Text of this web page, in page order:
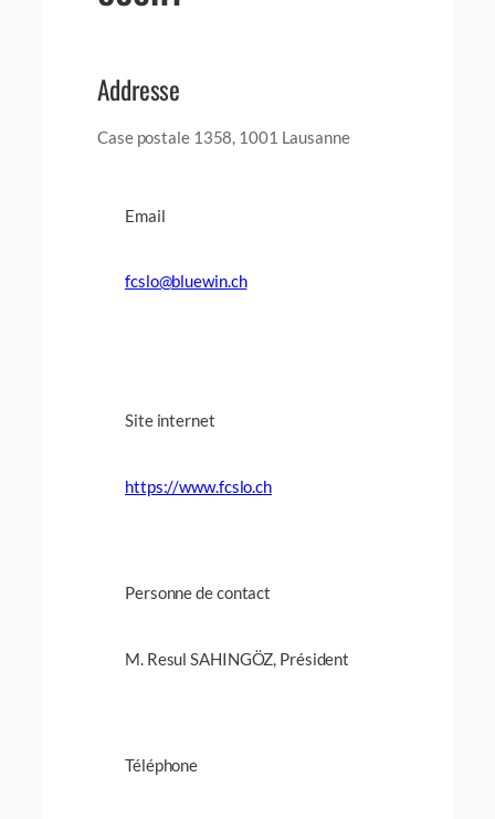
Addresse
Case postale 1358, 1001 Lausanne
Email
fcslo@bluewin.ch
Site internet
https://www.fcslo.ch
Personne de contact
M. Resul SAHINGÖZ, Président
Téléphone